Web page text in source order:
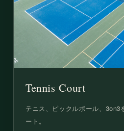
Tennis Court
テニス、ピックルボール、3on3
ート。